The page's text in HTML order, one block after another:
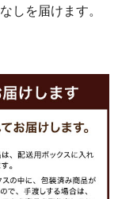
しを届けます。